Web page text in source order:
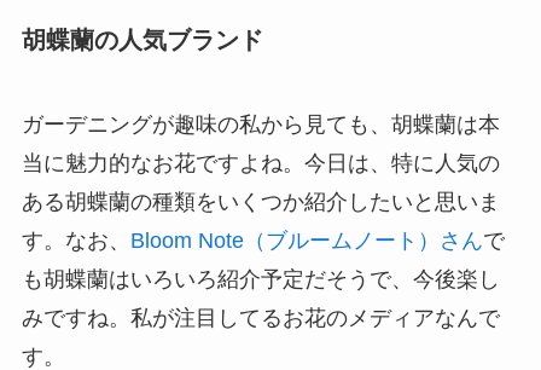
胡蝶蘭の人気ブランド
ガーデニングが趣味の私から見ても、胡蝶蘭は本
当に魅力的なお花ですよね。今日は、特に人気の
ある胡蝶蘭の種類をいくつか紹介したいと思いま
す。なお、 Bloom Note（ブルームノート）さんで
も胡蝶蘭はいろいろ紹介予定だそうで、今後楽し
みですね。私が注目してるお花のメディアなんで
す。